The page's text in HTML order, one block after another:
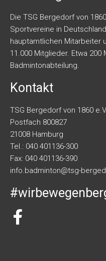
Die TSG Bergedorf von
Sportvereine in
hauptamtlichen Mitarbeiter
11.000 Mitglieder. Etwa
Badmintonabteilung.
Kontakt
TSG Bergedorf von 1860
Postfach 800827
21008 Hamburg
Tel.: 040 401136-300
Fax: 040 401136-390
info.badminton@tsg-